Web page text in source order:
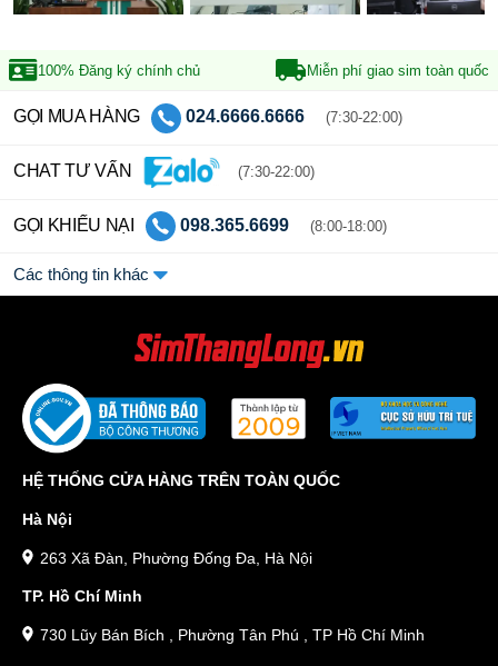
100% Đăng ký chính chủ Miễn phí giao sim toàn quốc
GỌI MUA HÀNG 024.6666.6666 (7:30-22:00)
CHAT TƯ VẤN (7:30-22:00)
GỌI KHIẾU NẠI 098.365.6699 (8:00-18:00)
Các thông tin khác
HỆ THỐNG CỬA HÀNG TRÊN TOÀN QUỐC
Hà Nội
263 Xã Đàn, Phường Đống Đa, Hà Nội
TP. Hồ Chí Minh
730 Lũy Bán Bích , Phường Tân Phú , TP Hồ Chí Minh